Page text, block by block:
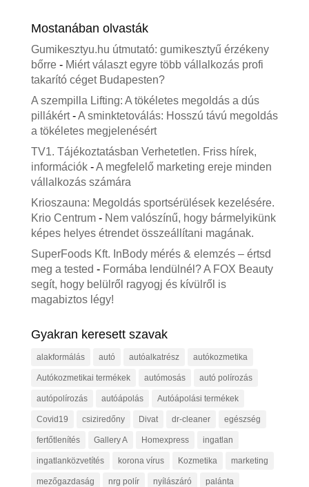
Mostanában olvasták
Gumikesztyu.hu útmutató: gumikesztyű érzékeny
bőrre- Miért választ egyre több vállalkozás profi
takarító céget Budapesten?
A szempilla Lifting: A tökéletes megoldás a dús
pillákért-A sminktetoválás: Hosszú távú megoldás
a tökéletes megjelenésért
TV1. Tájékoztatásban Verhetetlen. Friss hírek,
információk-A megfelelő marketing ereje minden
vállalkozás számára
Krioszauna: Megoldás sportsérülések kezelésére.
Krio Centrum- Nem valószínű, hogy bármelyikünk
képes helyes étrendet összeállítani magának.
SuperFoods Kft. InBody mérés & elemzés – értsd
meg a tested - Formába lendülnél? A FOX Beauty
segít, hogy belülről ragyogj és kívülről is
magabiztos légy!
Gyakran keresett szavak
alakformálás autó autóalkatrész autókozmetika
Autókozmetikai termékek autómosás autó polírozás
autópolírozás autóápolás Autóápolási termékek
Covid19 csiziredőny Divat dr-cleaner egészség
fertőtlenítés Gallery A Homexpress ingatlan
ingatlanközvetítés korona vírus Kozmetika marketing
mezőgazdaság nrg polír nyílászáró palánta